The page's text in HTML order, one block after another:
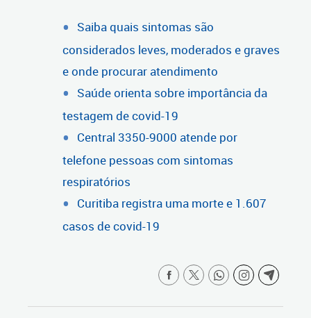
Saiba quais sintomas são
considerados leves, moderados e graves
e onde procurar atendimento
Saúde orienta sobre importância da
testagem de covid-19
Central 3350-9000 atende por
telefone pessoas com sintomas
respiratórios
Curitiba registra uma morte e 1.607
casos de covid-19